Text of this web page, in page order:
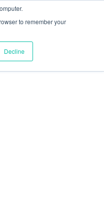
to remember your
Decline